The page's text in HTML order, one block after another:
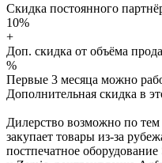
Скидка постоянного
10%
+
Доп. скидка от объёма
%
Первые 3 месяца можно
Дополнительная скидка в
Дилерство возможно по
закупает товары из-за
постпечатное